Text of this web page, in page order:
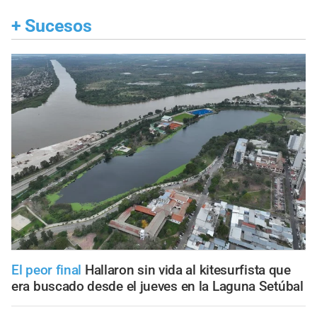
+ Sucesos
El peor final Hallaron sin vida al kitesurfista que
era buscado desde el jueves en la Laguna Setúbal